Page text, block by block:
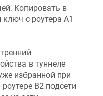
Копировать в
с роутера А1
в туннеле
избранной при
B2 подсети